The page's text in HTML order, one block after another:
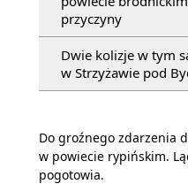
przyczyny
Dwie kolizje w tym
w Strzyżawie pod
Do groźnego zdarzenia
w powiecie rypińskim.
pogotowia.